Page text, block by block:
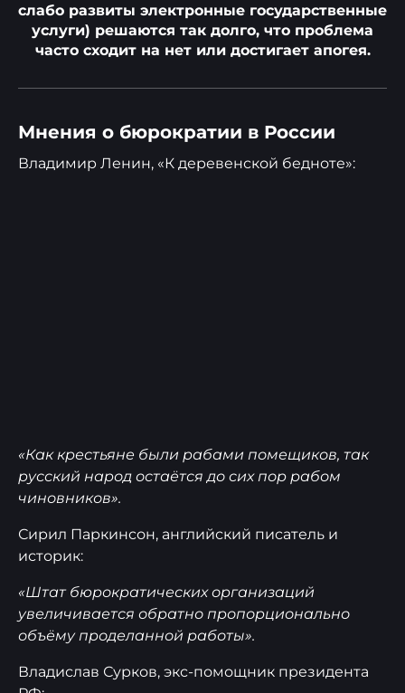
слабо развиты электронные государственные
услуги) решаются так долго, что проблема
часто сходит на нет или достигает апогея.
Мнения о бюрократии в России
Владимир Ленин, «К деревенской бедноте»:
«Как крестьяне были рабами помещиков, так
русский народ остаётся до сих пор рабом
чиновников».
Сирил Паркинсон, английский писатель и
историк:
«Штат бюрократических организаций
увеличивается обратно пропорционально
объёму проделанной работы».
Владислав Сурков, экс-помощник президента